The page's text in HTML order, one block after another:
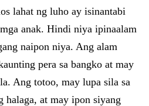
lahat ng luho ay isinantabi
anak. Hindi niya ipinaalam
naipon niya. Ang alam
pera sa bangko at may
Ang totoo, may lupa sila sa
halaga, at may ipon siyang